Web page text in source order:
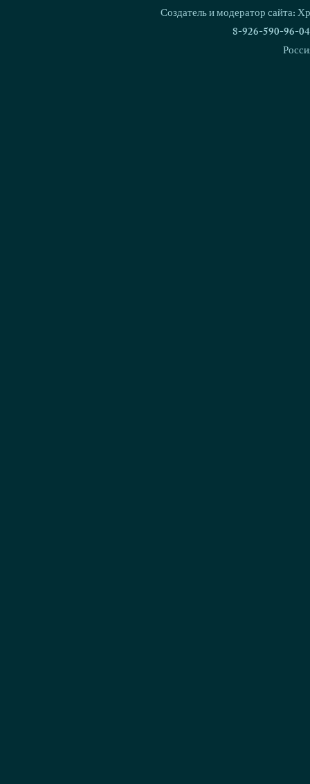
Создатель и модератор сайта:
8-926-590-96-